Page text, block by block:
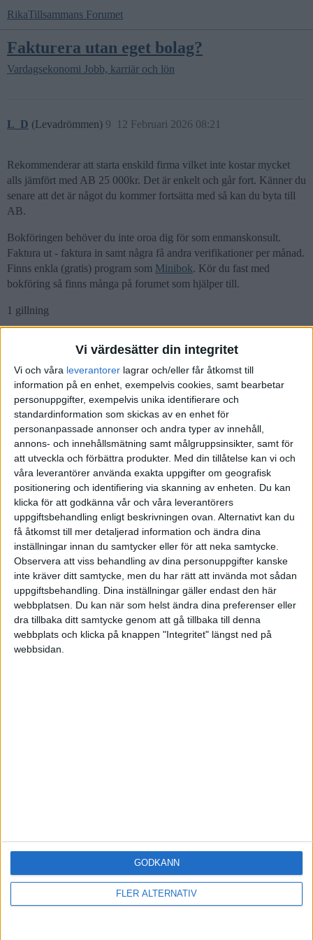
Vi värdesätter din integritet
Vi och våra leverantorer lagrar och/eller får åtkomst till
information på en enhet, exempelvis cookies, samt bearbetar
personuppgifter, exempelvis unika identifierare och
standardinformation som skickas av en enhet för
personanpassade annonser och andra typer av innehåll,
annons- och innehållsmätning samt målgruppsinsikter, samt för
att utveckla och förbättra produkter. Med din tillåtelse kan vi och
våra leverantörer använda exakta uppgifter om geografisk
positionering och identifiering via skanning av enheten. Du kan
klicka för att godkänna vår och våra leverantörers
uppgiftsbehandling enligt beskrivningen ovan. Alternativt kan du
få åtkomst till mer detaljerad information och ändra dina
inställningar innan du samtycker eller för att neka samtycke.
Observera att viss behandling av dina personuppgifter kanske
inte kräver ditt samtycke, men du har rätt att invända mot sådan
uppgiftsbehandling. Dina inställningar gäller endast den här
webbplatsen. Du kan när som helst ändra dina preferenser eller
dra tillbaka ditt samtycke genom att gå tillbaka till denna
webbplats och klicka på knappen "Integritet" längst ned på
webbsidan.
FLER ALTERNATIV
GODKÄNN
RikaTillsammans Forumet
Fakturera utan eget bolag?
Vardagsekonomi Jobb, karriär och lön
L_D (Levadrömmen) 12 Februari 2026 08:21
9
Rekommenderar att starta enskild firma vilket inte kostar mycket
alls jämfört med AB 25 000kr. Det är enkelt och går fort. Känner du
senare att det är något du kommer fortsätta med så kan du byta till
AB.
Bokföringen behöver du inte oroa dig för som enmanskonsult.
Faktura ut - faktura in samt några få andra verifikationer per månad.
Finns enkla (gratis) program som Minibok. Kör du fast med
bokföring så finns många på forumet som hjälper till.
1 gillning
Anställd eller egen konsult? Hur kan jag jämföra 2 konkreta
show post in topic
Liknande ämnen du kan gilla
Svar
Lägsta rimliga "driftskostnaden"
för ett litet AB
Företagande
6
17
November
2022
Första konsultuppdraget,
egenanställningsföretag eller
starta ab?
Jobb, karriär och lön
6
23 Januari
Erbjudande om att starta eget,
vad är bäst?
11
September